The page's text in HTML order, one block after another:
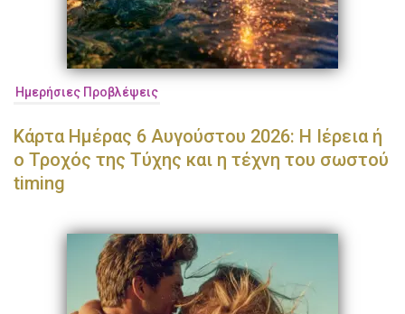
Ημερήσιες Προβλέψεις
Κάρτα Ημέρας 6 Αυγούστου 2026: Η Ιέρεια ή
ο Τροχός της Τύχης και η τέχνη του σωστού
timing